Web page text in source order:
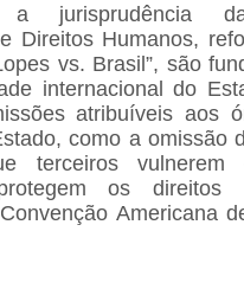
a jurisprudência
Direitos Humanos,
vs. Brasil”, são
internacional do
atribuíveis aos
como a omissão
terceiros vulnerem
os direitos
Americana